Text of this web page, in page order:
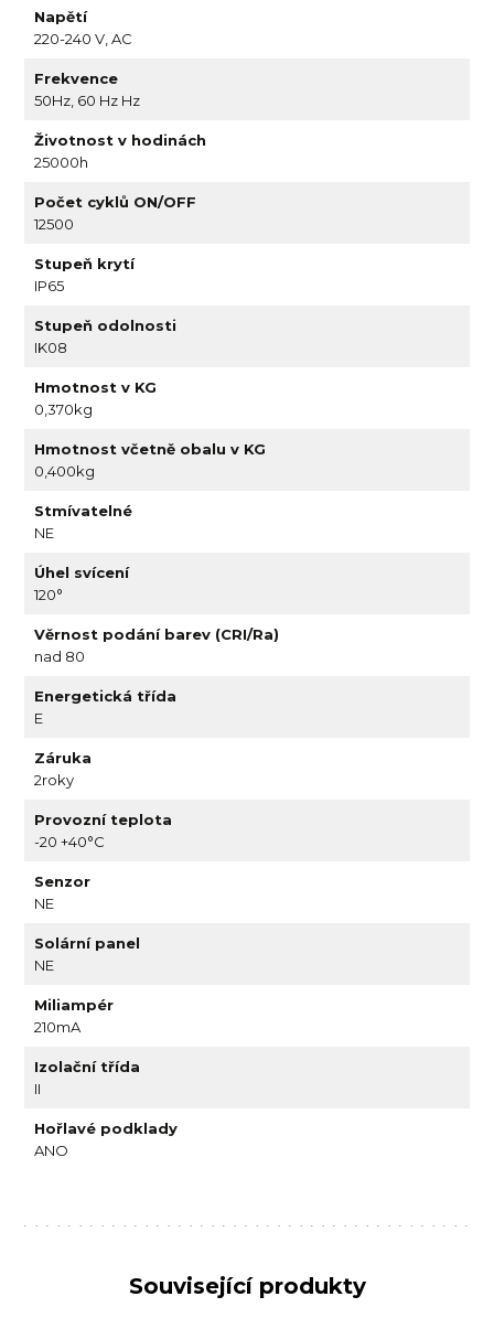
Napětí
220-240 V, AC
Frekvence
50Hz, 60 Hz Hz
Životnost v hodinách
25000h
Počet cyklů ON/OFF
12500
Stupeň krytí
IP65
Stupeň odolnosti
IK08
Hmotnost v KG
0,370kg
Hmotnost včetně obalu v KG
0,400kg
Stmívatelné
NE
Úhel svícení
120°
Věrnost podání barev (CRI/Ra)
nad 80
Energetická třída
E
Záruka
2roky
Provozní teplota
-20 +40°C
Senzor
NE
Solární panel
NE
Miliampér
210mA
Izolační třída
II
Hořlavé podklady
ANO
Související produkty